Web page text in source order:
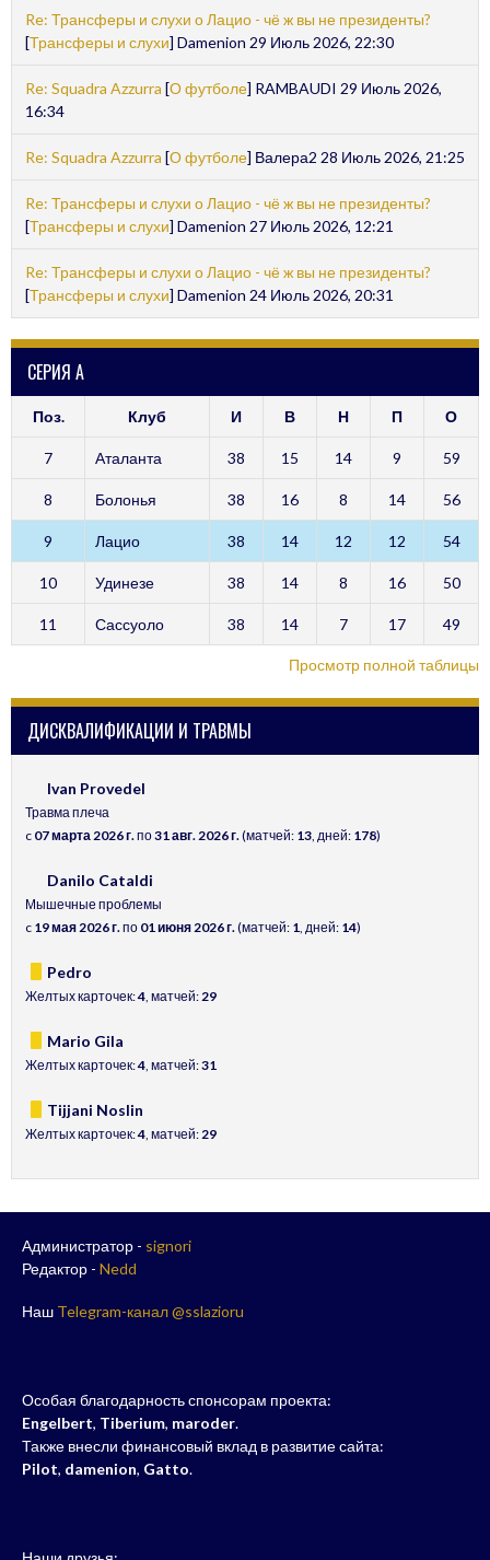
Re: Трансферы и слухи о Лацио - чё ж вы не президенты?
[Трансферы и слухи] Damenion 29 Июль 2026, 22:30
Re: Squadra Azzurra [О футболе] RAMBAUDI 29 Июль 2026,
16:34
Re: Squadra Azzurra [О футболе] Валера2 28 Июль 2026, 21:25
Re: Трансферы и слухи о Лацио - чё ж вы не президенты?
[Трансферы и слухи] Damenion 27 Июль 2026, 12:21
Re: Трансферы и слухи о Лацио - чё ж вы не президенты?
[Трансферы и слухи] Damenion 24 Июль 2026, 20:31
СЕРИЯ А
Поз. Клуб И В Н П О
7 Аталанта 38 15 14 9 59
8 Болонья 38 16 8 14 56
9 Лацио 38 14 12 12 54
10 Удинезе 38 14 8 16 50
11 Сассуоло 38 14 7 17 49
Просмотр полной таблицы
ДИСКВАЛИФИКАЦИИ И ТРАВМЫ
Ivan Provedel
Травма плеча
c 07 марта 2026 г.по31 авг. 2026 г.(матчей: 13, дней: 178)
Danilo Cataldi
Мышечные проблемы
c 19 мая 2026 г.по 01 июня 2026 г.(матчей: 1, дней: 14)
Pedro
Желтых карточек:4, матчей:29
Mario Gila
Желтых карточек:4, матчей:31
Tijjani Noslin
Желтых карточек:4, матчей:29
Администратор - signori
Редактор - Nedd
Наш Telegram-канал @sslazioru
Особая благодарность спонсорам проекта:
Engelbert, Tiberium, maroder.
Также внесли финансовый вклад в развитие сайта:
Pilot, damenion, Gatto.